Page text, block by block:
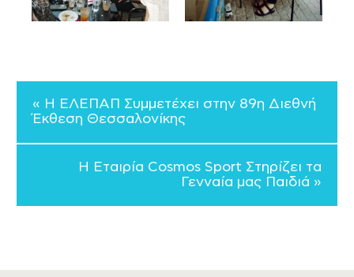
« Η ΕΛΕΠΑΠ Συμμετέχει στην 89η Διεθνή
Έκθεση Θεσσαλονίκης
Η Εταιρία Cosmos Sport Στηρίζει τα
Γενναία μας Παιδιά »